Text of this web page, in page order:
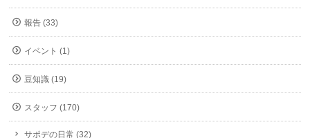
報告 (33)
イベント (1)
豆知識 (19)
スタッフ (170)
サポデの日常 (32)